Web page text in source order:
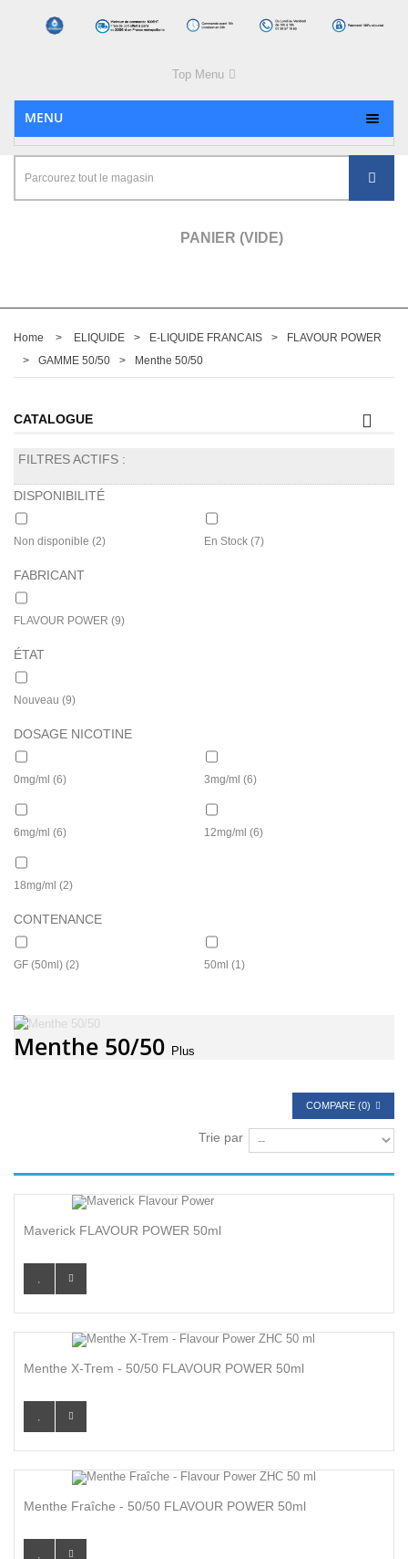
Top Menu
MENU
PANIER (VIDE)
Home > ELIQUIDE > E-LIQUIDE FRANCAIS >
FLAVOUR POWER
>
GAMME 50/50 > Menthe 50/50
CATALOGUE
FILTRES ACTIFS :
DISPONIBILITÉ
Non disponible (2) En Stock (7)
FABRICANT
FLAVOUR POWER (9)
ÉTAT
Nouveau (9)
DOSAGE NICOTINE
0mg/ml (6) 3mg/ml (6)
6mg/ml (6) 12mg/ml (6)
18mg/ml (2)
CONTENANCE
GF (50ml) (2) 50ml (1)
Menthe 50/50 Plus
COMPARE (0)
Trie par
Maverick FLAVOUR POWER 50ml
Menthe X-Trem - 50/50 FLAVOUR POWER 50ml
Menthe Fraîche - 50/50 FLAVOUR POWER 50ml